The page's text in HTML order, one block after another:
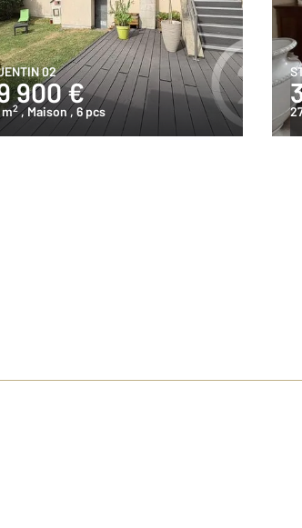
02
900 €
m2 , Maison, 6 pcs